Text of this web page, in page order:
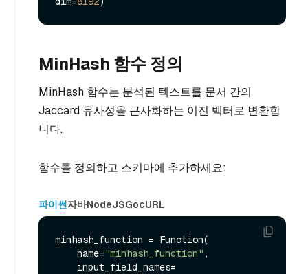
MinHash 함수 정의
MinHash 함수는 분석된 텍스트를 문서 간의
Jaccard 유사성을 근사화하는 이진 벡터로 변환합
니다.
함수를 정의하고 스키마에 추가하세요:
파이썬자바NodeJSGocURL
minhash_function = Function(
    name=
"minhash_function" ,